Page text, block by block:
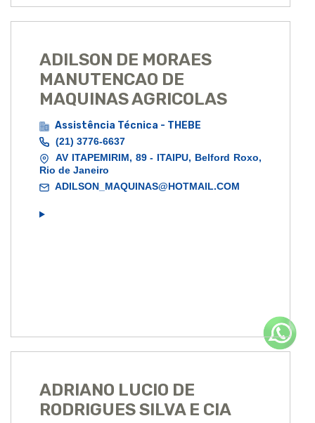
ADILSON DE MORAES
MANUTENCAO DE
MAQUINAS AGRICOLAS
Assistência Técnica - THEBE
(21) 3776-6637
AV ITAPEMIRIM, 89 - ITAIPU, Belford Roxo,
Rio de Janeiro
ADILSON_MAQUINAS@HOTMAIL.COM
ADRIANO LUCIO DE
RODRIGUES SILVA E CIA